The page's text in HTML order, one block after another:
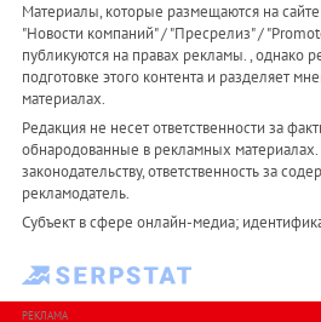
Материалы, которые размещаются на
"Новости компаний" / "Пресрелиз" /
публикуются на правах рекламы. , однако
подготовке этого контента и разделяет
материалах.
Редакция не несет ответственности за
обнародованные в рекламных материалах.
законодательству, ответственность за
рекламодатель.
Субъект в сфере онлайн-медиа;
РЕКЛАМА